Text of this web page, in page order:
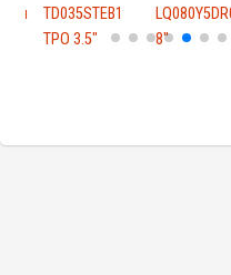
TD035STEB1
TPO 3.5"
8"